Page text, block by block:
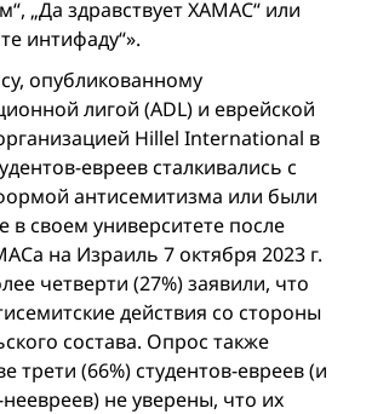
„Да здравствует ХАМАС“ или
интифаду“».
опубликованному
лигой (ADL) и еврейской
Hillel International в
евреев сталкивались с
антисемитизма или были
в своем университете после
на Израиль 7 октяб­ря 2023 г.
четверти (27%) заявили, что
действия со стороны
состава. Опрос также
трети (66%) студентов-евреев (и
неевреев) не уверены, что их